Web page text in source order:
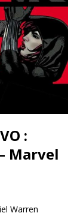
:
Marvel
Warren